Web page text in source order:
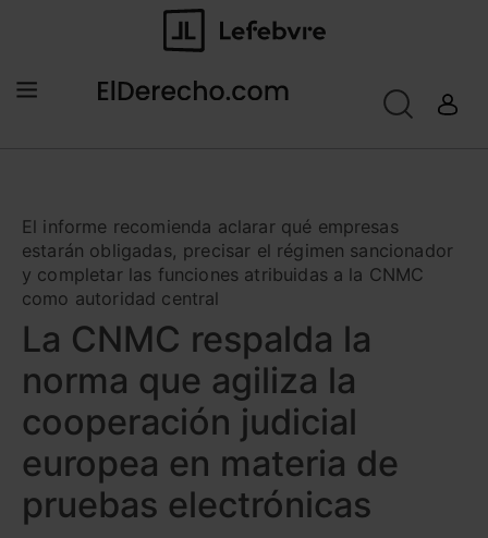
El informe recomienda aclarar qué empresas
estarán obligadas, precisar el régimen sancionador
y completar las funciones atribuidas a la CNMC
como autoridad central
La CNMC respalda la
norma que agiliza la
cooperación judicial
europea en materia de
pruebas electrónicas